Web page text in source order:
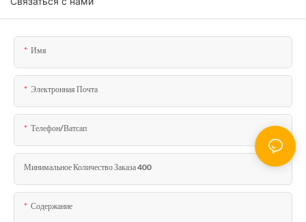
Имя
Электронная Почта
Телефон/ватсап
Минимальное Количество Заказа 400
Содержание